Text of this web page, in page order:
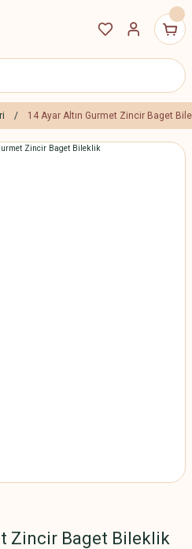
14 Ayar Altın Gurmet Zincir Baget
Zincir Baget Bileklik